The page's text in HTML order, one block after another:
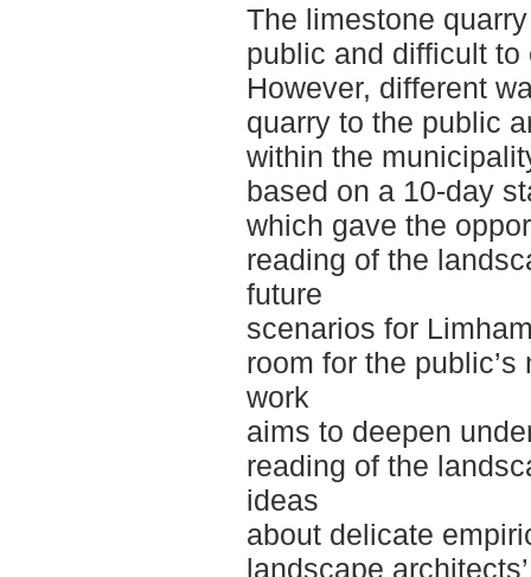
The limestone
public and difficult
However, different
quarry to the public
within the
based on a 10-day
which gave the
reading of the
future
scenarios for
room for the
work
aims to deepen
reading of the
ideas
about delicate
landscape